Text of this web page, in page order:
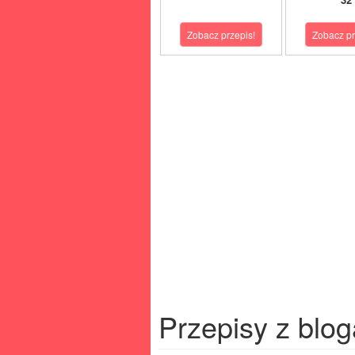
Zobacz przepis! Zobacz
Przepisy z